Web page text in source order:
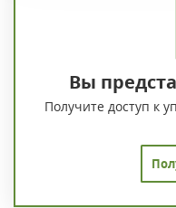
Вы
Получите доступ к